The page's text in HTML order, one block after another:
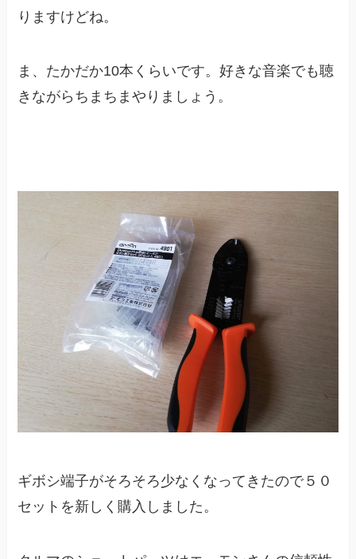
りますけどね。
ま、たかだか10本くらいです。好きな音楽でも聴
きながらちまちまやりましょう。
ギボシ端子がそろそろ少なくなってきたので５０
セットを新しく購入しました。